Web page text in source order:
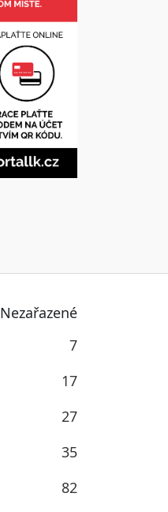
Nezařazené
7
17
27
35
82